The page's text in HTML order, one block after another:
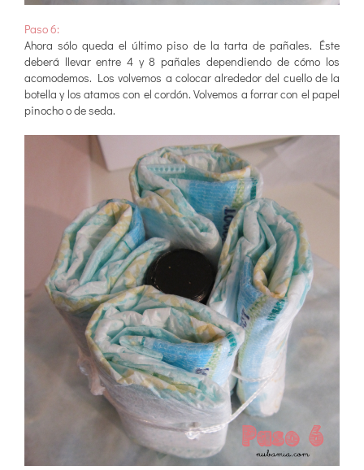
Paso 6:
Ahora sólo queda el último piso de la tarta de pañales. Éste
deberá llevar entre 4 y 8 pañales dependiendo de cómo los
acomodemos. Los volvemos a colocar alrededor del cuello de la
botella y los atamos con el cordón. Volvemos a forrar con el papel
pinocho o de seda.